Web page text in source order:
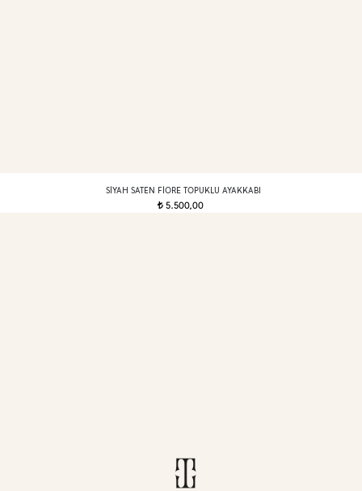
SIYAH SATEN FIORE TOPUKLU AYAKKABI
t5.500,00